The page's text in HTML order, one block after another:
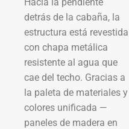
detrás de la cabaña, la
estructura está revestida
con chapa metálica
resistente al agua que
cae del techo. Gracias a
la paleta de materiales y
colores unificada —
paneles de madera en